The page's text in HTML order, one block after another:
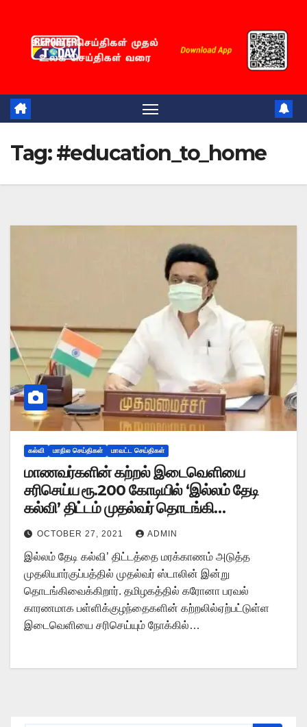
content
Tag:#education_to_home
கல்வி மாநில செய்திகள் மாவட்ட செய்திகள்
மாணவர்களின் கற்றல் இடைவெளியை
சரிசெய்ய ரூ.200 கோடியில் ‘இல்லம் தேடி
கல்வி’ திட்டம் முதல்வர் தொடங்கி
வைக்கிறார்
OCTOBER 27, 2021 ADMIN
இல்லம் தேடி கல்வி’ திட்டத்தை மரக்காணம் அடுத்த
முதலியார்குப்பத்தில் முதல்வர் ஸ்டாலின் இன்று
தொடங்கிவைக்கிறார். தமிழகத்தில் கரோனா பரவல்
காரணமாக பள்ளிக்குழந்தைகளின் கற்றலில்ஏற்பட்டுள்ள
இடைவெளியை சரிசெய்யும் நோக்கில்…